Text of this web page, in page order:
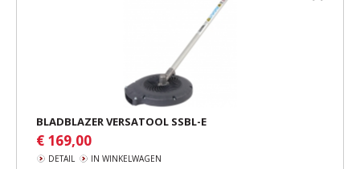
BLADBLAZER VERSATOOL SSBL-E
€ 169,00
DETAIL
IN WINKELWAGEN